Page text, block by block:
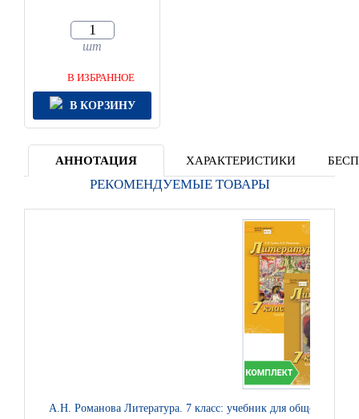
шт
В ИЗБРАННОЕ
В КОРЗИНУ
АННОТАЦИЯ ХАРАКТЕРИСТИКИ
РЕКОМЕНДУЕМЫЕ ТОВАРЫ
А.Н. Романова Литература. 7 класс: учебник для